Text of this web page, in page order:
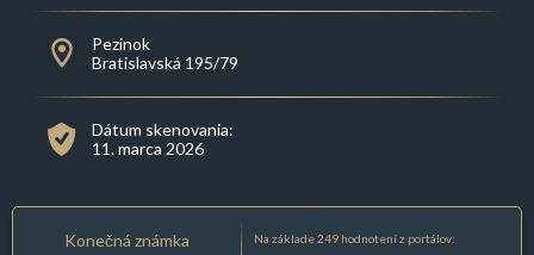
Pezinok
Bratislavská 195/79
Dátum skenovania:
11. marca 2026
Konečná známka Na základe 249 hodnotení z portálov: